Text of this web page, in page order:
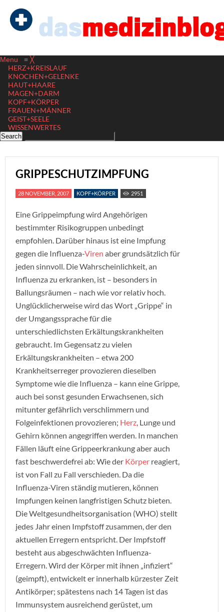
Menu ≡ ╳
HERZ+KREISLAUF
KNOCHEN+GELENKE
HAUT+HAARE
MAGEN+DARM
KOPF+KÖRPER
FRAUEN+MÄNNER
GEIST+SEELE
WISSENWERTES
GRIPPESCHUTZIMPFUNG
28 NOVEMBER, 2007 KOPF+KÖRPER 2951
Eine Grippeimpfung wird Angehörigen
bestimmter Risikogruppen unbedingt
empfohlen. Darüber hinaus ist eine Impfung
gegen die Influenza-Viren aber grundsätzlich für
jeden sinnvoll. Die Wahrscheinlichkeit, an
Influenza zu erkranken, ist – besonders in
Ballungsräumen – nach wie vor relativ hoch.
Unglücklicherweise wird das Wort „Grippe“ in
der Umgangssprache für die
unterschiedlichsten Erkältungskrankheiten
gebraucht. Im Gegensatz zu vielen
Erkältungskrankheiten – etwa 200
Krankheitserreger provozieren dieselben
Symptome wie die Influenza – kann eine Grippe,
auch bei sonst gesunden Erwachsenen, sich
mitunter gefährlich verschlimmern und
Folgeinfektionen provozieren; Herz, Lunge und
Gehirn können angegriffen werden. In manchen
Fällen läuft eine Grippeerkrankung aber auch
fast beschwerdefrei ab: Wie der Körper reagiert,
ist von Fall zu Fall verschieden. Da die
Influenza-Viren ständig mutieren, können
Impfungen keinen langfristigen Schutz bieten.
Die Weltgesundheitsorganisation (WHO) stellt
jedes Jahr einen Impfstoff zusammen, der den
aktuellen Erregern entspricht. Der Impfstoff
besteht aus abgeschwächten Influenza-
Erregern. Wird der Körper mit ihnen „infiziert“
(geimpft), entwickelt er innerhalb kürzester Zeit
Antikörper; spätestens nach 14 Tagen ist das
Immunsystem ausreichend gerüstet, um